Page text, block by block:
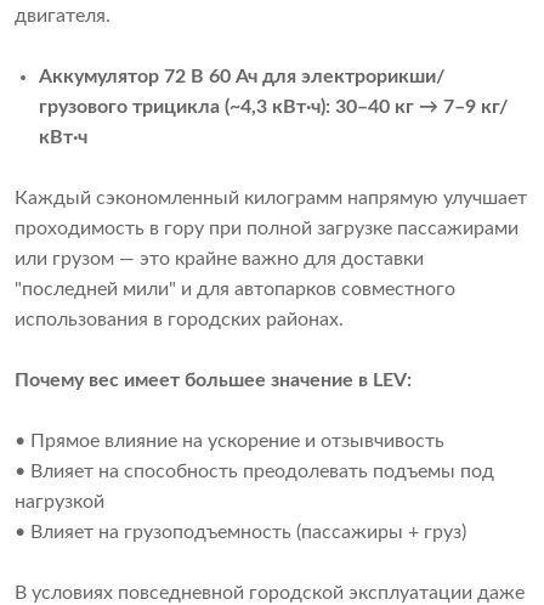
двигателя.
Аккумулятор 72 В 60 Ач для электрорикши/
грузового трицикла (~4,3 кВт·ч): 30–40 кг → 7–9 кг/
кВт·ч
Каждый сэкономленный килограмм напрямую улучшает
проходимость в гору при полной загрузке пассажирами
или грузом — это крайне важно для доставки
"последней мили" и для автопарков совместного
использования в городских районах.
Почему вес имеет большее значение в LEV:
• Прямое влияние на ускорение и отзывчивость
• Влияет на способность преодолевать подъемы под
нагрузкой
• Влияет на грузоподъемность (пассажиры + груз)
В условиях повседневной городской эксплуатации даже